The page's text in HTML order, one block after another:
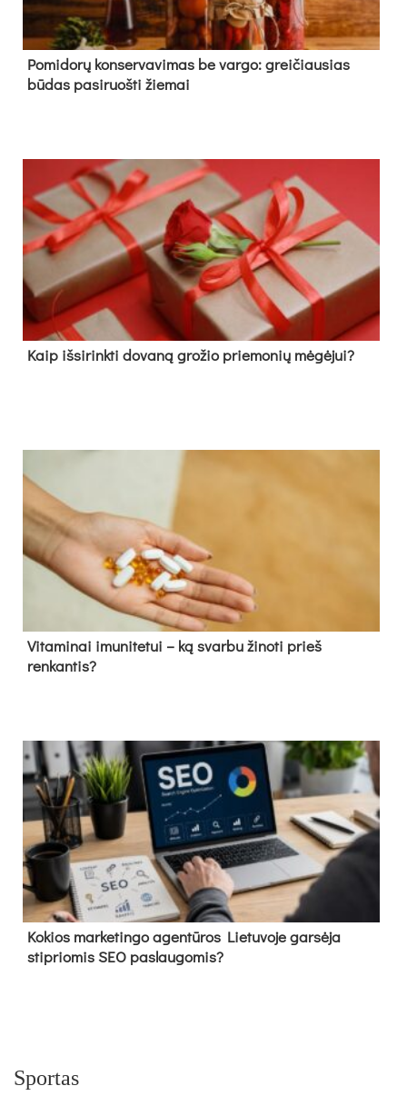
Pomidorų konservavimas be vargo: greičiausias
būdas pasiruošti žiemai
Kaip išsirinkti dovaną grožio priemonių mėgėjui?
Vitaminai imunitetui – ką svarbu žinoti prieš
renkantis?
Kokios marketingo agentūros Lietuvoje garsėja
stipriomis SEO paslaugomis?
Sportas